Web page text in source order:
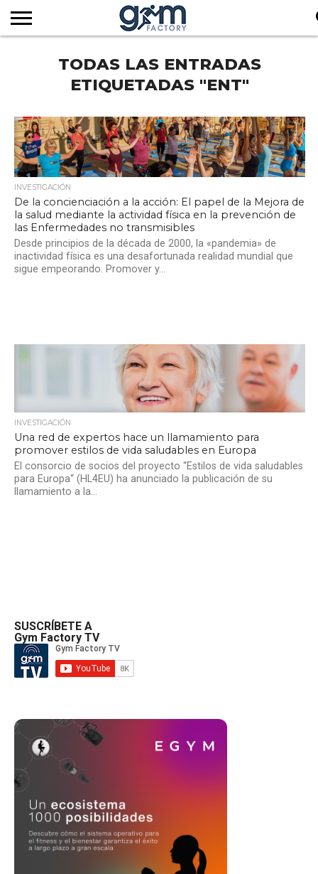
REVISTA
FACTORY
EMPRESAS
SERVICIOS
AUDIOVISUALES
NOTICIAS
SUSCRIPCIÓN
TODAS LAS ENTRADAS
ETIQUETADAS "ENT"
INVESTIGACIÓN
De la concienciación a la acción: El papel de la Mejora de
la salud mediante la actividad física en la prevención de
las Enfermedades no transmisibles
Desde principios de la década de 2000, la «pandemia» de
inactividad física es una desafortunada realidad mundial que
sigue empeorando. Promover y...
INVESTIGACIÓN
Una red de expertos hace un llamamiento para
promover estilos de vida saludables en Europa
El consorcio de socios del proyecto “Estilos de vida saludables
para Europa“ (HL4EU) ha anunciado la publicación de su
llamamiento a la...
SUSCRÍBETE A
Gym Factory TV